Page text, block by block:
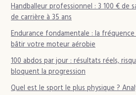
Handballeur professionnel : 3 100 € de
de carrière à 35 ans
Endurance fondamentale : la
bâtir votre moteur aérobie
100 abdos par jour : résultats réels,
bloquent la progression
Quel est le sport le plus physique ?